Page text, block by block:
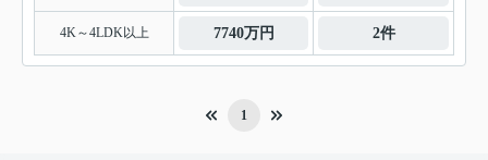
4K～4LDK以上 7740万円 2件
1